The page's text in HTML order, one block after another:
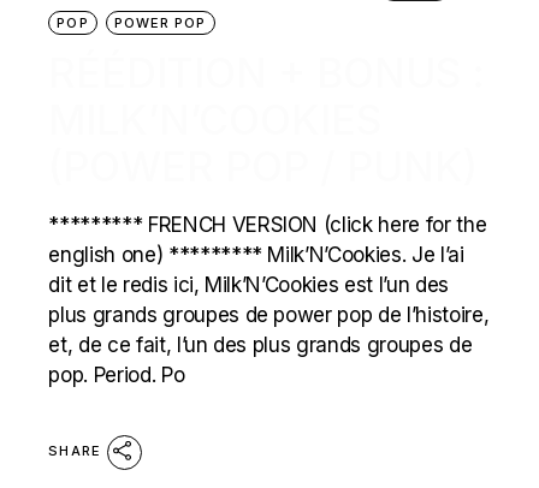
POP
POWER POP
********* FRENCH VERSION (click here for the
english one) ********* Milk’N’Cookies. Je l’ai
dit et le redis ici, Milk’N’Cookies est l’un des
plus grands groupes de power pop de l’histoire,
et, de ce fait, l’un des plus grands groupes de
pop. Period. Po
SHARE